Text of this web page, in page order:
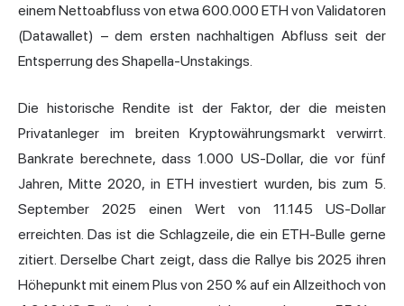
einem Nettoabfluss von etwa 600.000 ETH von Validatoren
(Datawallet) – dem ersten nachhaltigen Abfluss seit der
Entsperrung des Shapella-Unstakings.
Die historische Rendite ist der Faktor, der die meisten
Privatanleger im breiten Kryptowährungsmarkt verwirrt.
Bankrate berechnete, dass 1.000 US-Dollar, die vor fünf
Jahren, Mitte 2020, in ETH investiert wurden, bis zum 5.
September 2025 einen Wert von 11.145 US-Dollar
erreichten. Das ist die Schlagzeile, die ein ETH-Bulle gerne
zitiert. Derselbe Chart zeigt, dass die Rallye bis 2025 ihren
Höhepunkt mit einem Plus von 250 % auf ein Allzeithoch von